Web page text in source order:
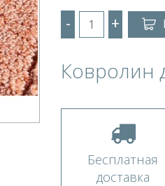
- +
Ковролин
Бесплатная
доставка